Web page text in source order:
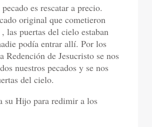
es rescatar a precio.
original que cometieron
las puertas del cielo estaban
podía entrar allí. Por los
Redención de Jesucristo se nos
nuestros pecados y se nos
del cielo.
su Hijo para redimir a los